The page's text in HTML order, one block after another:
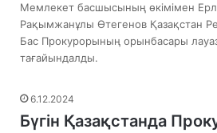
Мемлекет басшысының өкімімен
Рақымжанұлы Өтегенов Қазақстан
Бас Прокурорының орынбасары
тағайындалды.
6.12.2024
Бүгін Қазақстанда